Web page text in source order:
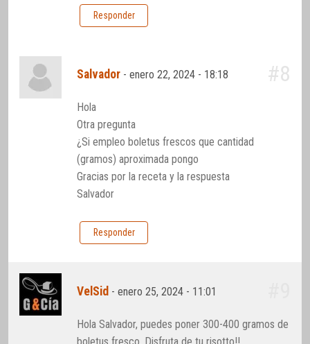
Responder
Salvador -enero 22, 2024 - 18:18 #8
Hola
Otra pregunta
¿Si empleo boletus frescos que cantidad
(gramos) aproximada pongo
Gracias por la receta y la respuesta
Salvador
Responder
VelSid -enero 25, 2024 - 11:01
Hola Salvador, puedes poner 300-400 gramos de